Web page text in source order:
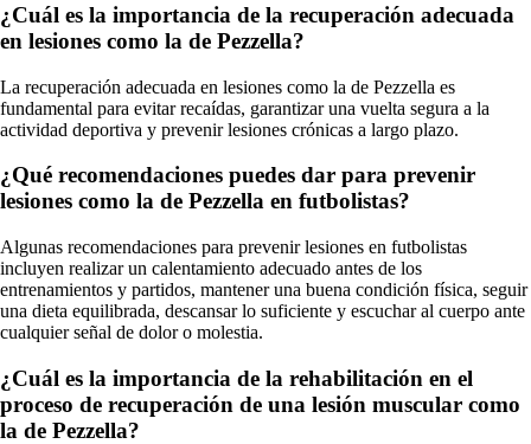
¿Cuál es la importancia de la recuperación adecuada
en lesiones como la de Pezzella?
La recuperación adecuada en lesiones como la de Pezzella es
fundamental para evitar recaídas, garantizar una vuelta segura a la
actividad deportiva y prevenir lesiones crónicas a largo plazo.
¿Qué recomendaciones puedes dar para prevenir
lesiones como la de Pezzella en futbolistas?
Algunas recomendaciones para prevenir lesiones en futbolistas
incluyen realizar un calentamiento adecuado antes de los
entrenamientos y partidos, mantener una buena condición física, seguir
una dieta equilibrada, descansar lo suficiente y escuchar al cuerpo ante
cualquier señal de dolor o molestia.
¿Cuál es la importancia de la rehabilitación en el
proceso de recuperación de una lesión muscular como
la de Pezzella?